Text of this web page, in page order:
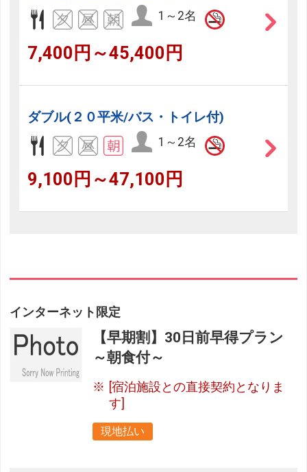
1～2名
7,400円～45,400円
ダブル(２０平米/バス・トイレ付)
1～2名
9,100円～47,100円
インターネット限定
【早期割】30日前早得プラン
～朝食付～
[宿泊施設との直接契約となりま
す]
現地払い